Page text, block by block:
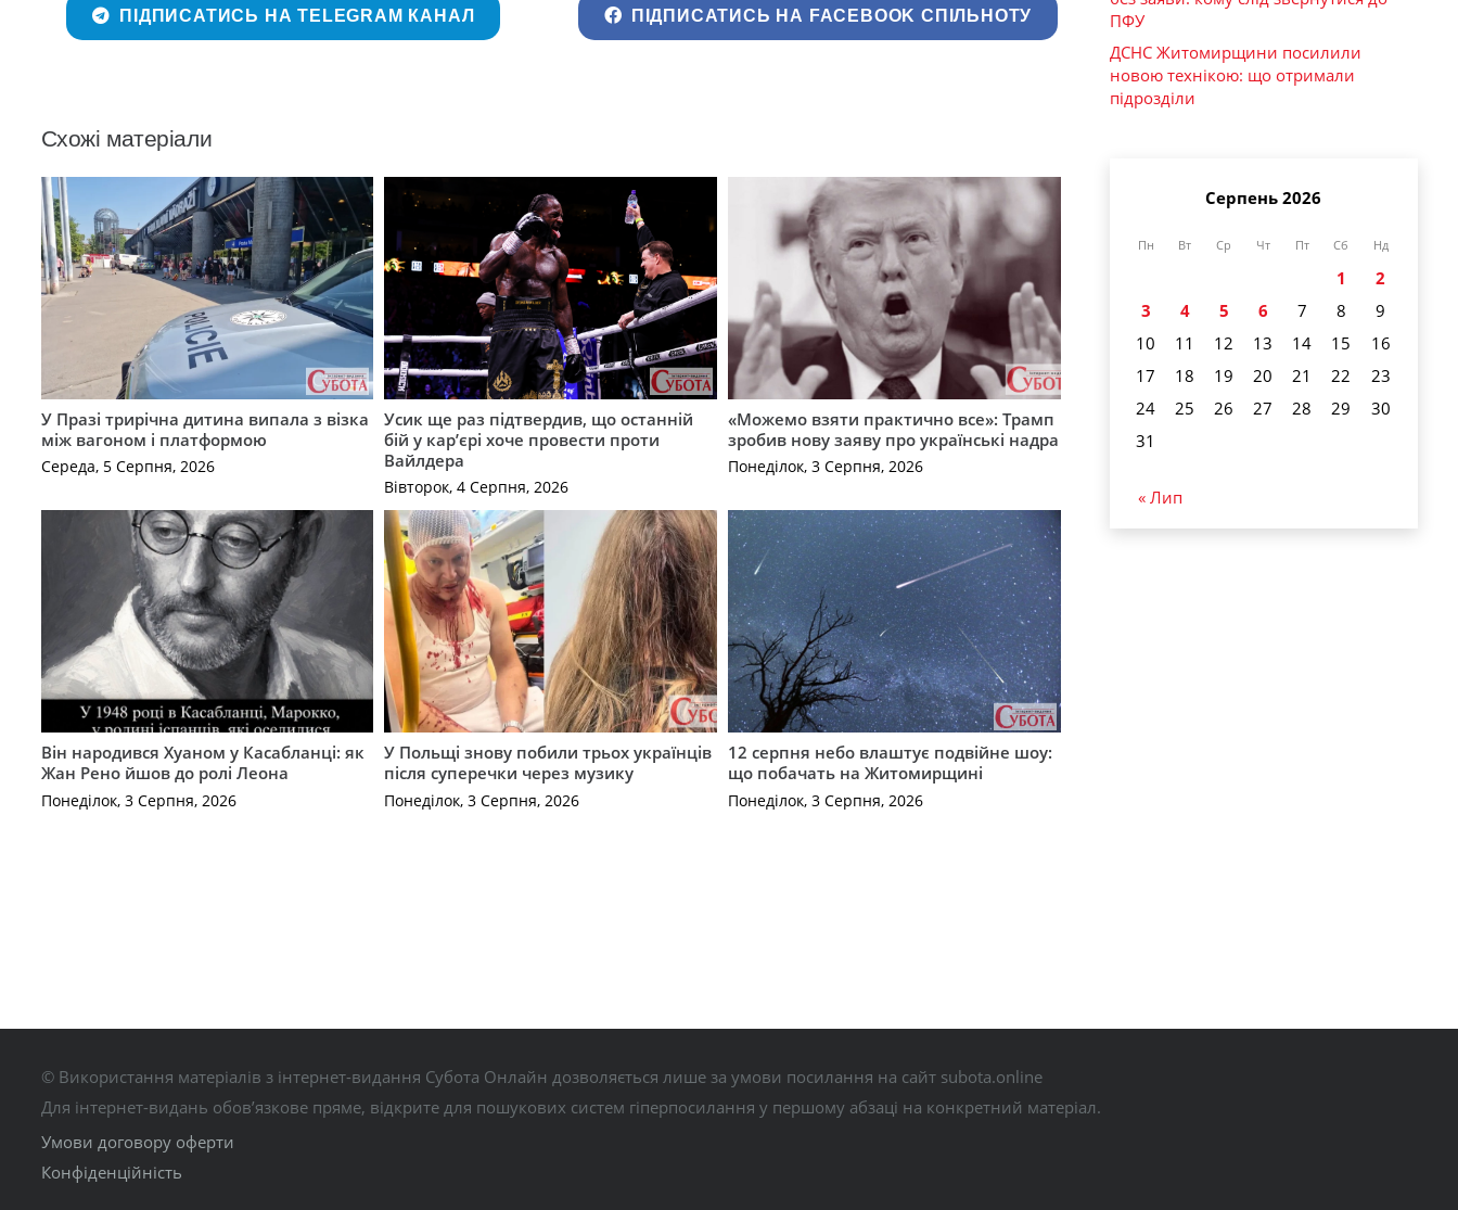
ПІДПИСАТИСЬ НА TELEGRAM КАНАЛ ПІДПИСАТИСЬ НА FACEBOOK СПІЛЬНОТУ
Схожі матеріали
У Празі трирічна дитина випала з візка
між вагоном і платформою
Середа, 5 Серпня, 2026
Усик ще раз підтвердив, що останній
бій у кар’єрі хоче провести проти
Вайлдера
Вівторок, 4 Серпня, 2026
«Можемо взяти практично все»: Трамп
зробив нову заяву про українські надра
Понеділок, 3 Серпня, 2026
Він народився Хуаном у Касабланці: як
Жан Рено йшов до ролі Леона
Понеділок, 3 Серпня, 2026
У Польщі знову побили трьох українців
після суперечки через музику
Понеділок, 3 Серпня, 2026
12 серпня небо влаштує подвійне шоу:
що побачать на Житомирщині
Понеділок, 3 Серпня, 2026
ПФУ
ДСНС Житомирщини посилили
новою технікою: що отримали
підрозділи
Серпень 2026
Пн Вт Ср Чт Пт Сб Нд
1
2
3
4 5 6 7 8
9
10
11 12 13 14 15
16
17
18 19 20 21 22
23
24
25 26 27 28 29
30
31
« Лип
© Використання матеріалів з інтернет-видання Субота Онлайн дозволяється лише за умови посилання на сайт subota.online
Для інтернет-видань обов’язкове пряме, відкрите для пошукових систем гіперпосилання у першому абзаці на конкретний матеріал.
Умови договору оферти
Конфіденційність